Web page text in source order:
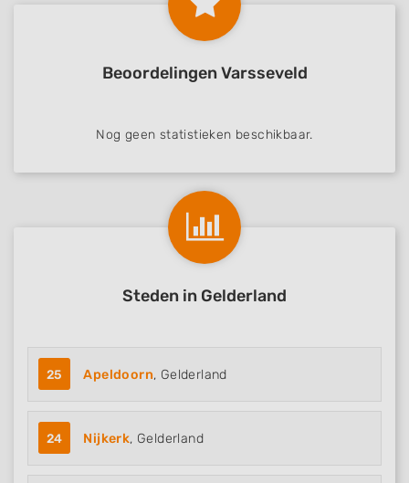
Beoordelingen Varsseveld
Nog geen statistieken beschikbaar.
Steden in Gelderland
25 Apeldoorn, Gelderland
24 Nijkerk, Gelderland